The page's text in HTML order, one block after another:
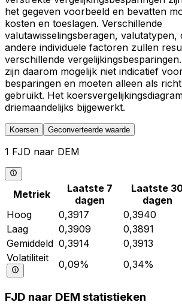
het gegeven voorbeeld en bevatten
kosten en toeslagen. Verschillende
valutawisselingsberagen, valutatypen,
andere individuele factoren zullen
verschillende
zijn daarom mogelijk niet indicatief
besparingen en moeten alleen als
gebruikt. Het
driemaandelijks bijgewerkt.
Koersen Geconverteerde waarde
1 FJD naar DEM
Metriek
Laatste 7
dagen
Laatste
dagen
Hoog
0,3917 0,3940
Laag
0,3909 0,3891
Gemiddeld 0,3914 0,3913
Volatiliteit
0,09% 0,34%
FJD naar DEM statistieken